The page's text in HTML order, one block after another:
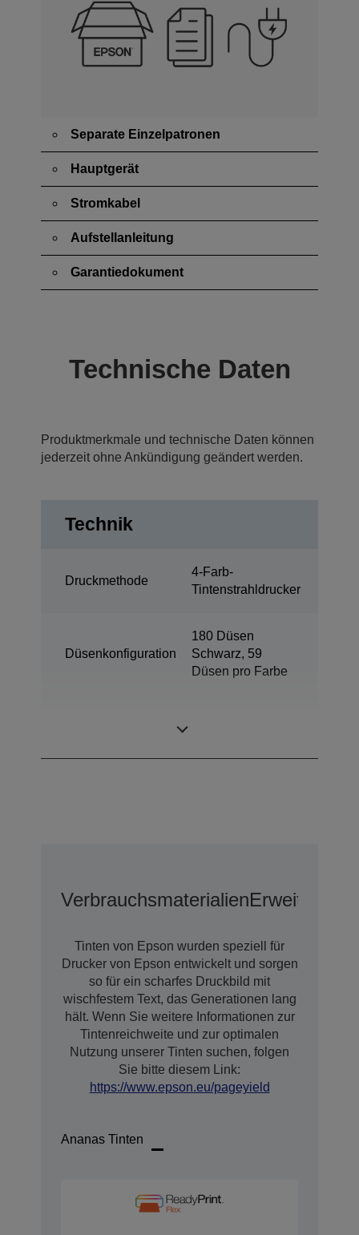
Separate Einzelpatronen
Hauptgerät
Stromkabel
Aufstellanleitung
Garantiedokument
Technische Daten
Produktmerkmale und technische Daten können
jederzeit ohne Ankündigung geändert werden.
Technik
Druckmethode
4-Farb-
Tintenstrahldrucker
Düsenkonfiguration
180 Düsen
Schwarz, 59
Düsen pro Farbe
VerbrauchsmaterialienErweiterter
Tinten von Epson wurden speziell für
Drucker von Epson entwickelt und sorgen
so für ein scharfes Druckbild mit
wischfestem Text, das Generationen lang
hält. Wenn Sie weitere Informationen zur
Tintenreichweite und zur optimalen
Nutzung unserer Tinten suchen, folgen
Sie bitte diesem Link:
https://www.epson.eu/pageyield
Ananas Tinten